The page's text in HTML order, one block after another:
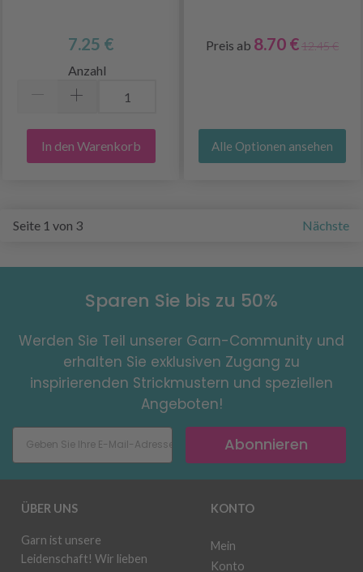
7.25 €
Anzahl
In den Warenkorb
Preis ab 8.70 €12.45 €
Alle Optionen ansehen
Seite 1 von 3 Nächste
Sparen Sie bis zu 50%
Werden Sie Teil unserer Garn-Community und
erhalten Sie exklusiven Zugang zu
inspirierenden Strickmustern und speziellen
Angeboten!
Abonnieren
ÜBER UNS
Garn ist unsere
Leidenschaft! Wir lieben
KONTO
Mein
Konto